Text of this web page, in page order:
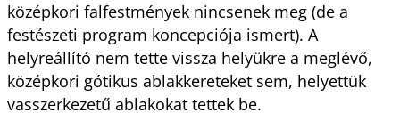
középkori falfestmények nincsenek meg (de a
festészeti program koncepciója ismert). A
helyreállító nem tette vissza helyükre a meglévő,
középkori gótikus ablakkereteket sem, helyettük
vasszerkezetű ablakokat tettek be.